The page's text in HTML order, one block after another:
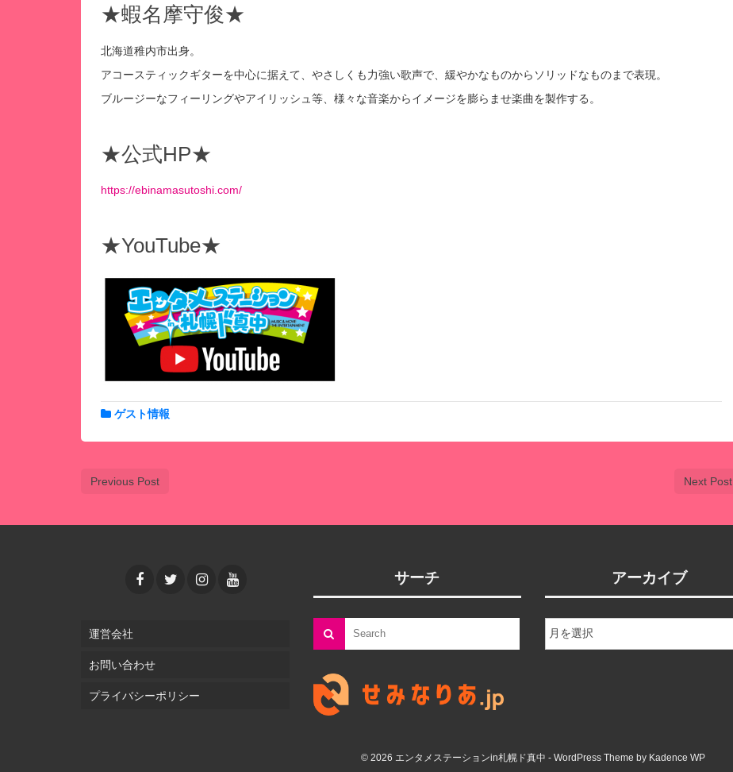
★蝦名摩守俊★
北海道稚内市出身。
アコースティックギターを中心に据えて、やさしくも力強い歌声で、緩やかなものからソリッドなものまで表現。
ブルージーなフィーリングやアイリッシュ等、様々な音楽からイメージを膨らませ楽曲を製作する。
★公式HP★
https://ebinamasutoshi.com/
★YouTube★
ゲスト情報
Previous Post Next Post
運営会社
お問い合わせ
プライバシーポリシー
サーチ アーカイブ
ー
© 2026 エンタメステーションin札幌ド真中 - WordPress Theme by Kadence WP